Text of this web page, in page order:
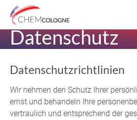
Skip to main content
Datenschutz
Datenschutzrichtlinien
Wir nehmen den Schutz Ihrer
ernst und behandeln Ihre
vertraulich und entsprechend der